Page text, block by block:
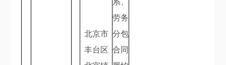
北京市
丰台区
系、
劳务
分包
合同